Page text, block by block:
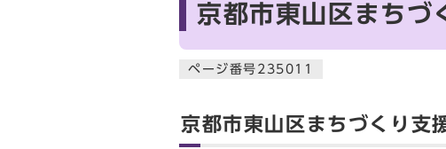
京都市東山区まちづ
ページ番号235011
京都市東山区まちづくり支